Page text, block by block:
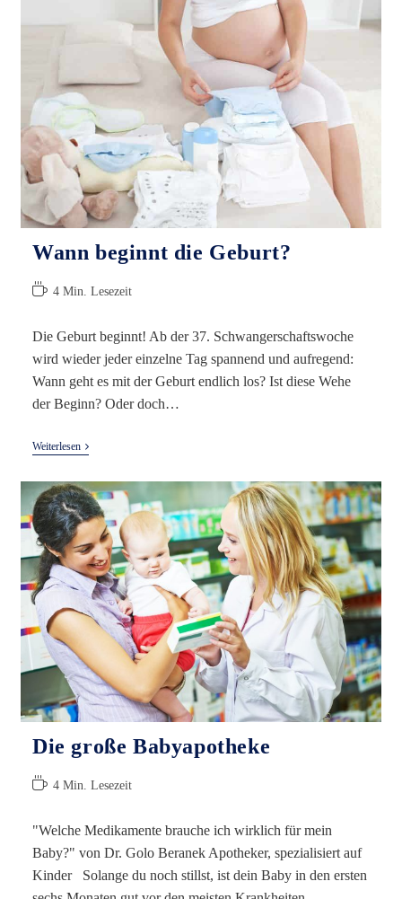
Wann beginnt die Geburt?
Lesedauer:
4 Min. Lesezeit
Die Geburt beginnt! Ab der 37. Schwangerschaftswoche
wird wieder jeder einzelne Tag spannend und aufregend:
Wann geht es mit der Geburt endlich los? Ist diese Wehe
der Beginn? Oder doch…
WeiterlesenWann
Geburt?
Die große Babyapotheke
Lesedauer:
4 Min. Lesezeit
"Welche Medikamente brauche ich wirklich für mein
Baby?" von Dr. Golo Beranek Apotheker, spezialisiert auf
Kinder Solange du noch stillst, ist dein Baby in den ersten